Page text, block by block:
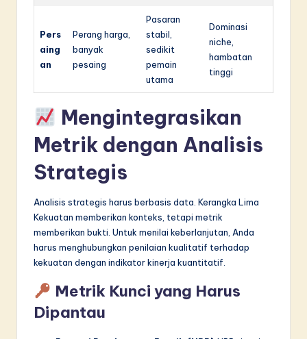
Pers
aing
an
Perang harga,
banyak
pesaing
Pasaran
stabil,
sedikit
pemain
utama
Dominasi
niche,
hambatan
tinggi
Mengintegrasikan
Metrik dengan Analisis
Strategis
Analisis strategis harus berbasis data. Kerangka Lima
Kekuatan memberikan konteks, tetapi metrik
memberikan bukti. Untuk menilai keberlanjutan, Anda
harus menghubungkan penilaian kualitatif terhadap
kekuatan dengan indikator kinerja kuantitatif.
Metrik Kunci yang Harus
Dipantau